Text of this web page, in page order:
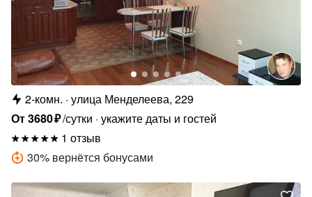
2-комн. улица Менделеева, 229
От3680₽/сутки укажите даты и гостей
1 отзыв
30% вернётся бонусами